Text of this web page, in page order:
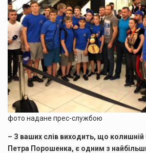
фото надане прес-службою
– З ваших слів виходить, що колишній
Петра Порошенка, є одним з